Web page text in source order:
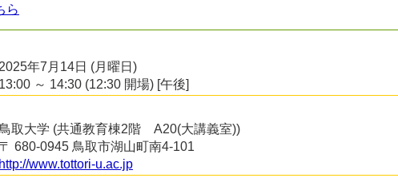
ら
2025年7月14日 (月曜日)
13:00 ～ 14:30 (12:30 開場) [午後]
鳥取大学 (共通教育棟2階 A20(大講義室))
〒 680-0945 鳥取市湖山町南4-101
http://www.tottori-u.ac.jp